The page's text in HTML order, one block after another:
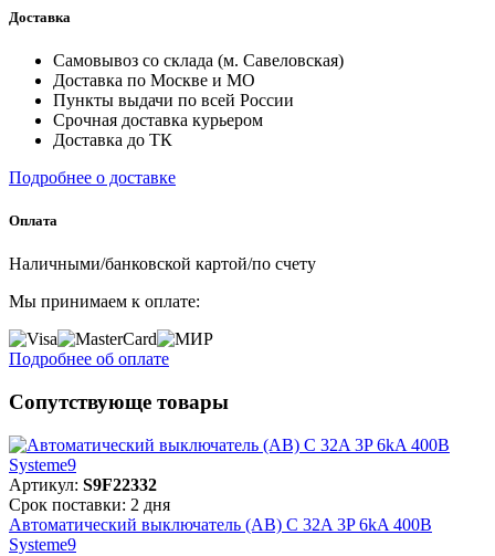
Доставка
Самовывоз со склада (м. Савеловская)
Доставка по Москве и МО
Пункты выдачи по всей России
Срочная доставка курьером
Доставка до ТК
Подробнее о доставке
Оплата
Наличными/банковской картой/по счету
Мы принимаем к оплате:
Подробнее об оплате
Сопутствующе товары
Артикул: S9F22332
Срок поставки: 2 дня
Автоматический выключатель (АВ) C 32A 3P 6kA 400В
Systeme9